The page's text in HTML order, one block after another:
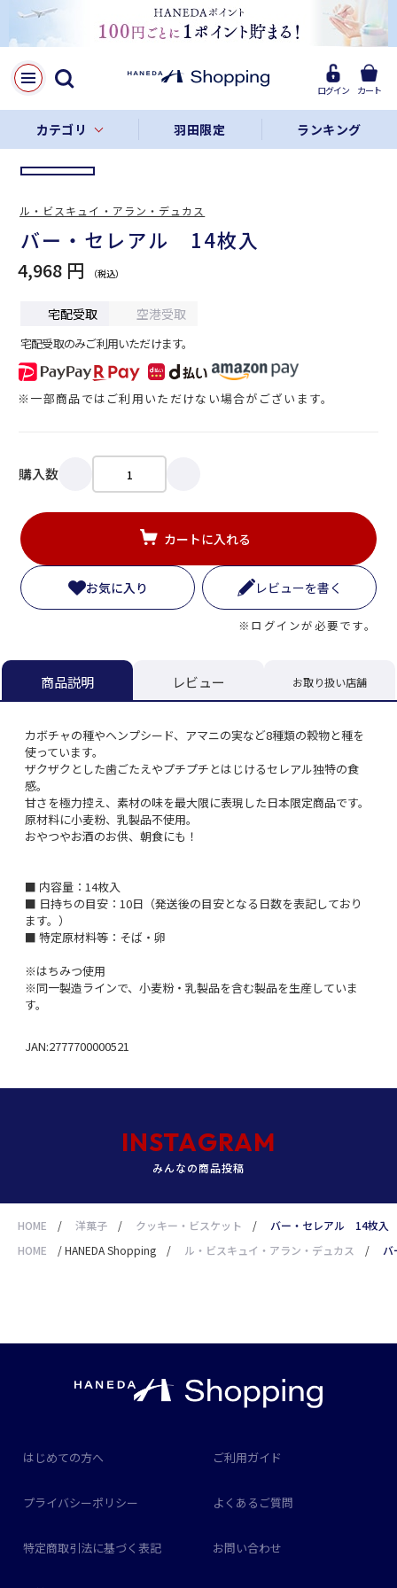
ログイン カート
カテゴリ 羽田限定 ランキング
HOME / 洋菓子 / クッキー・ビスケット /
バー・セレアル 14枚入
HOME
/HANEDA Shopping / ル・ビスキュイ・アラン・デュカス /
LINE
Facebook
リンクをコピー
バー・セレアル 14枚入
4,968 円
宅配受取 空港受取
宅配受取のみご利用いただけます。
※一部商品ではご利用いただけない場合がございます。
購入数
カートに入れる
お気に入り レビューを書く
※ログインが必要です。
ル・ビスキュイ・アラン・デュカス
商品説明 レビュー お取り扱い店舗
カボチャの種やヘンプシード、アマニの実など8種類の穀物と種を
使っています。
ザクザクとした歯ごたえやプチプチとはじけるセレアル独特の食
感。
甘さを極力控え、素材の味を最大限に表現した日本限定商品です。
原材料に小麦粉、乳製品不使用。
おやつやお酒のお供、朝食にも！
■ 内容量：14枚入
■ 日持ちの目安：10日（発送後の目安となる日数を表記しており
ます。）
■ 特定原材料等：そば・卵
※はちみつ使用
※同一製造ラインで、小麦粉・乳製品を含む製品を生産していま
す。
JAN:2777700000521
INSTAGRAM
みんなの商品投稿
はじめての方へ ご利用ガイド
プライバシーポリシー よくあるご質問
特定商取引法に基づく表記 お問い合わせ